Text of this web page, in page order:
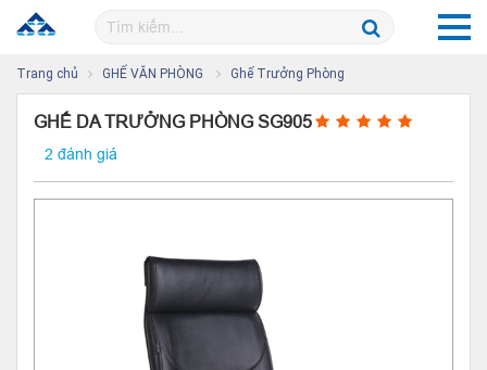
Trang chủ GHẾ VĂN PHÒNG Ghế Trưởng Phòng
GHẾ DA TRƯỞNG PHÒNG SG905
2 đánh giá